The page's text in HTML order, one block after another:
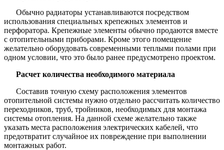
Обычно радиаторы устанавливаются посредством
использования специальных крепежных элементов и
перфоратора. Крепежные элементы обычно продаются вместе
с отопительными приборами. Кроме этого помещение
желательно оборудовать современными теплыми полами при
одном условии, что это было ранее предусмотрено проектом.
Расчет количества необходимого материала
Составив точную схему расположения элементов
отопительной системы нужно отдельно рассчитать количество
переходников, труб, тройников, необходимых для монтажа
системы отопления. На данной схеме желательно также
указать места расположения электрических кабелей, что
предотвратит случайное их повреждение при выполнении
монтажных работ.